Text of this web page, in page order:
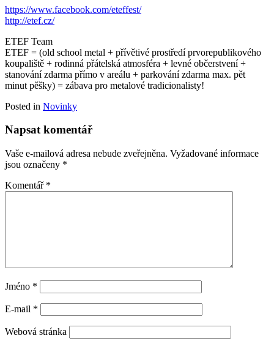
https://www.facebook.com/eteffest/
http://etef.cz/
ETEF Team
ETEF = (old school metal + přívětivé prostředí prvorepublikového
koupaliště + rodinná přátelská atmosféra + levné občerstvení +
stanování zdarma přímo v areálu + parkování zdarma max. pět
minut pěšky) = zábava pro metalové tradicionalisty!
Posted in Novinky
Napsat komentář
Vaše e-mailová adresa nebude zveřejněna. Vyžadované informace
jsou označeny *
Komentář *
Jméno *
E-mail *
Webová stránka